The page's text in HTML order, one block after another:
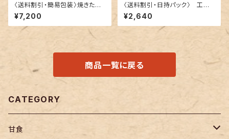
〈送料割引・簡易包装〉焼きたて
工場直送便！甘食バラエティ詰
合せ30個
¥7,200
〈送料割引・日持パック〉 工場
直送便 １２個入 贈答用オリジ
ナルBOX
¥2,640
商品一覧に戻る
CATEGORY
甘食